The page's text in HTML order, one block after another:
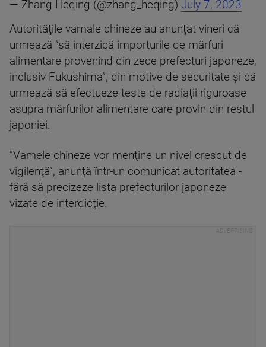
— Zhang Heqing (@zhang_heqing) July 7, 2023
Autorităţile vamale chineze au anunţat vineri că
urmează ”să interzică importurile de mărfuri
alimentare provenind din zece prefecturi japoneze,
inclusiv Fukushima”, din motive de securitate şi că
urmează să efectueze teste de radiaţii riguroase
asupra mărfurilor alimentare care provin din restul
japoniei.
”Vamele chineze vor menţine un nivel crescut de
vigilenţă”, anunţă într-un comunicat autoritatea -
fără să precizeze lista prefecturilor japoneze
vizate de interdicţie.